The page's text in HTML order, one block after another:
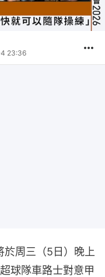
23:36
於周三（5日）晚上
球隊車路士對意甲